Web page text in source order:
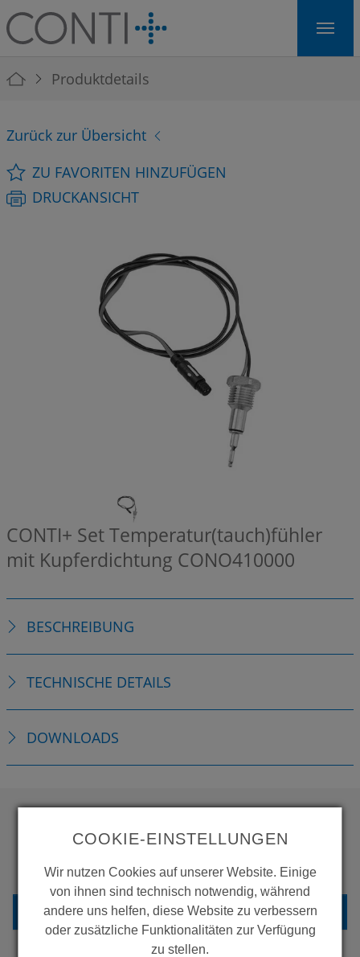
Skip to main navigation
Skip to main content
Skip to page footer
You are here:
Produktdetails
Zurück zur Übersicht
ZU FAVORITEN HINZUFÜGEN
DRUCKANSICHT
CONTI+ Set Temperatur(tauch)fühler
mit Kupferdichtung CONO410000
BESCHREIBUNG
TECHNISCHE DETAILS
DOWNLOADS
WOLLEN SIE MEHR
PRODUKTE SEHEN?
ZURÜCK ZUR ÜBERSICHT
COOKIE-EINSTELLUNGEN
Wir nutzen Cookies auf unserer Website. Einige
von ihnen sind technisch notwendig, während
andere uns helfen, diese Website zu verbessern
oder zusätzliche Funktionalitäten zur Verfügung
zu stellen.